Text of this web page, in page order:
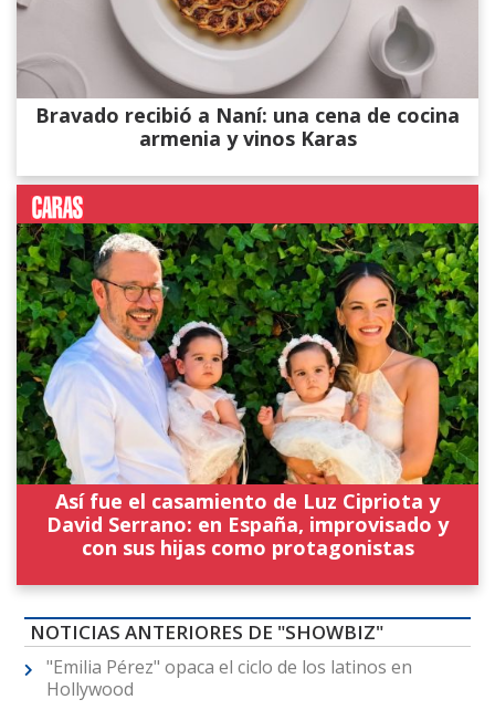
Bravado recibió a Naní: una cena de cocina
armenia y vinos Karas
Así fue el casamiento de Luz Cipriota y
David Serrano: en España, improvisado y
con sus hijas como protagonistas
NOTICIAS ANTERIORES DE "SHOWBIZ"
"Emilia Pérez" opaca el ciclo de los latinos en
Hollywood